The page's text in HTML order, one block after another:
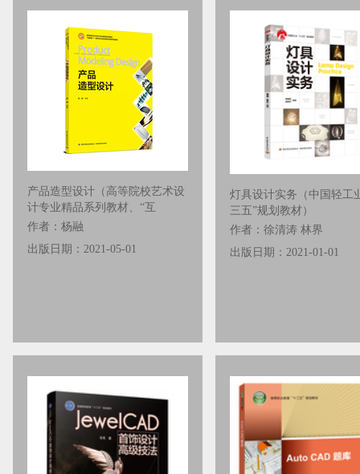
产品造型设计（高等院校艺术设
计专业精品系列教材、“互
作者：杨融
出版日期：2021-05-01
灯具设计实务（中国轻工
三五”规划教材）
作者：徐清涛 林界
出版日期：2021-01-01